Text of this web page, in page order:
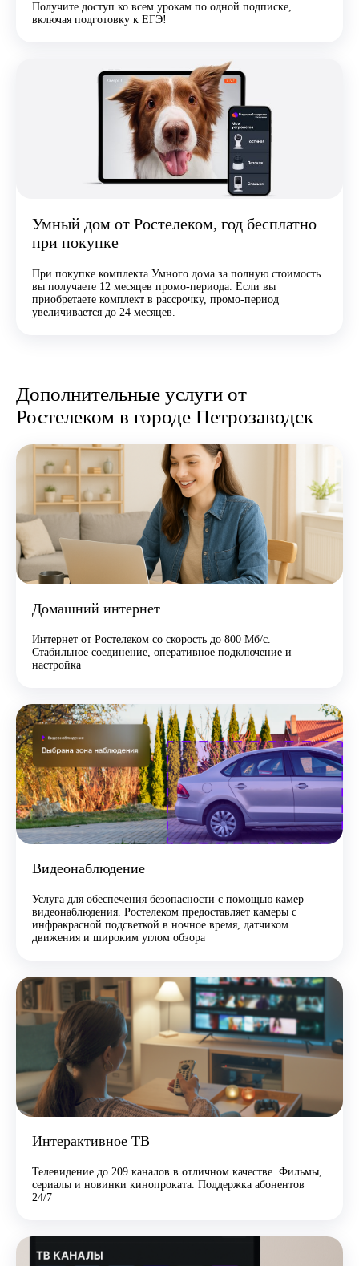
Получите доступ ко всем урокам по одной подписке,
включая подготовку к ЕГЭ!
Умный дом от Ростелеком, год бесплатно
при покупке
При покупке комплекта Умного дома за полную стоимость
вы получаете 12 месяцев промо-периода. Если вы
приобретаете комплект в рассрочку, промо-период
увеличивается до 24 месяцев.
Дополнительные услуги от
Ростелеком в городе Петрозаводск
Домашний интернет
Интернет от Ростелеком со скорость до 800 Мб/с.
Стабильное соединение, оперативное подключение и
настройка
Видеонаблюдение
Услуга для обеспечения безопасности с помощью камер
видеонаблюдения. Ростелеком предоставляет камеры с
инфракрасной подсветкой в ночное время, датчиком
движения и широким углом обзора
Интерактивное ТВ
Телевидение до 209 каналов в отличном качестве. Фильмы,
сериалы и новинки кинопроката. Поддержка абонентов
24/7